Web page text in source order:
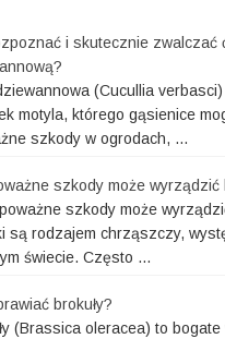
i skutecznie zwalczać
(Cucullia verbasci)
motyla, którego gąsienice
szkody w ogrodach, …
szkody może wyrządzić
szkody może
są rodzajem chrząszczy,
świecie. Często …
brokuły?
(Brassica oleracea) to bogate